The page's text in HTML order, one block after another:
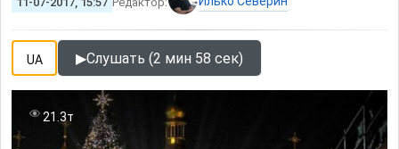
UA ▶Слушать (2 мин 58 сек)
21.3т